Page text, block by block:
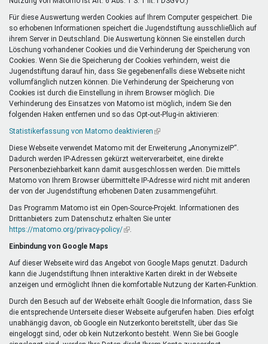
Für diese Auswertung werden Cookies auf Ihrem Computer gespeichert. Die
so erhobenen Informationen speichert die Jugendstiftung ausschließlich auf
ihrem Server in Deutschland. Die Auswertung können Sie einstellen durch
Löschung vorhandener Cookies und die Verhinderung der Speicherung von
Cookies. Wenn Sie die Speicherung der Cookies verhindern, weist die
Jugendstiftung darauf hin, dass Sie gegebenenfalls diese Webseite nicht
vollumfänglich nutzen können. Die Verhinderung der Speicherung von
Cookies ist durch die Einstellung in ihrem Browser möglich. Die
Verhinderung des Einsatzes von Matomo ist möglich, indem Sie den
folgenden Haken entfernen und so das Opt-out-Plug-in aktivieren:
Statistikerfassung von Matomo deaktivieren (Link
extern)
Diese Webseite verwendet Matomo mit der Erweiterung „AnonymizeIP“.
Dadurch werden IP-Adressen gekürzt weiterverarbeitet, eine direkte
Personenbeziehbarkeit kann damit ausgeschlossen werden. Die mittels
Matomo von Ihrem Browser übermittelte IP-Adresse wird nicht mit anderen
der von der Jugendstiftung erhobenen Daten zusammengeführt.
Das Programm Matomo ist ein Open-Source-Projekt. Informationen des
Drittanbieters zum Datenschutz erhalten Sie unter
https://matomo.org/privacy-policy/(Link
Einbindung von Google Maps
Auf dieser Webseite wird das Angebot von Google Maps genutzt. Dadurch
kann die Jugendstiftung Ihnen interaktive Karten direkt in der Webseite
anzeigen und ermöglicht Ihnen die komfortable Nutzung der Karten-Funktion.
Durch den Besuch auf der Webseite erhält Google die Information, dass Sie
die entsprechende Unterseite dieser Webseite aufgerufen haben. Dies erfolgt
unabhängig davon, ob Google ein Nutzerkonto bereitstellt, über das Sie
eingeloggt sind, oder ob kein Nutzerkonto besteht. Wenn Sie bei Google